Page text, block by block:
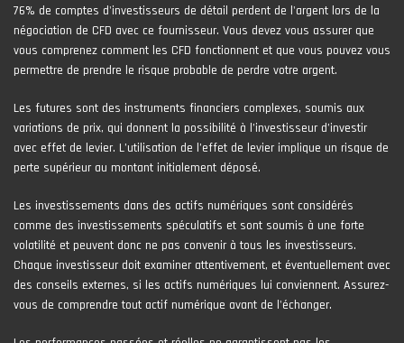
76% de comptes d'investisseurs de détail perdent de l'argent lors de la
négociation de CFD avec ce fournisseur. Vous devez vous assurer que
vous comprenez comment les CFD fonctionnent et que vous pouvez vous
permettre de prendre le risque probable de perdre votre argent.
Les futures sont des instruments financiers complexes, soumis aux
variations de prix, qui donnent la possibilité à l’investisseur d’investir
avec effet de levier. L’utilisation de l’effet de levier implique un risque de
perte supérieur au montant initialement déposé.
Les investissements dans des actifs numériques sont considérés
comme des investissements spéculatifs et sont soumis à une forte
volatilité et peuvent donc ne pas convenir à tous les investisseurs.
Chaque investisseur doit examiner attentivement, et éventuellement avec
des conseils externes, si les actifs numériques lui conviennent. Assurez-
vous de comprendre tout actif numérique avant de l'échanger.